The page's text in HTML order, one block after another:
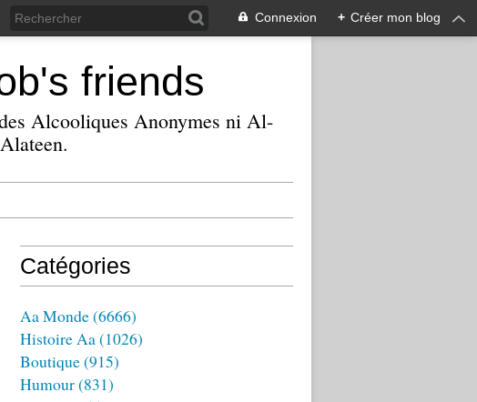
Connexion + Créer mon blog
friends
Alcooliques Anonymes ni Al-
Catégories
Aa Monde(6666)
Histoire Aa(1026)
Boutique(915)
Humour(831)